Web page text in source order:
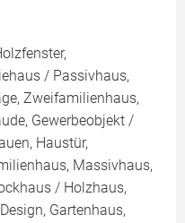
/ Passivhaus,
Zweifamilienhaus,
Gewerbeobjekt /
Haustür,
Massivhaus,
/ Holzhaus,
Gartenhaus,